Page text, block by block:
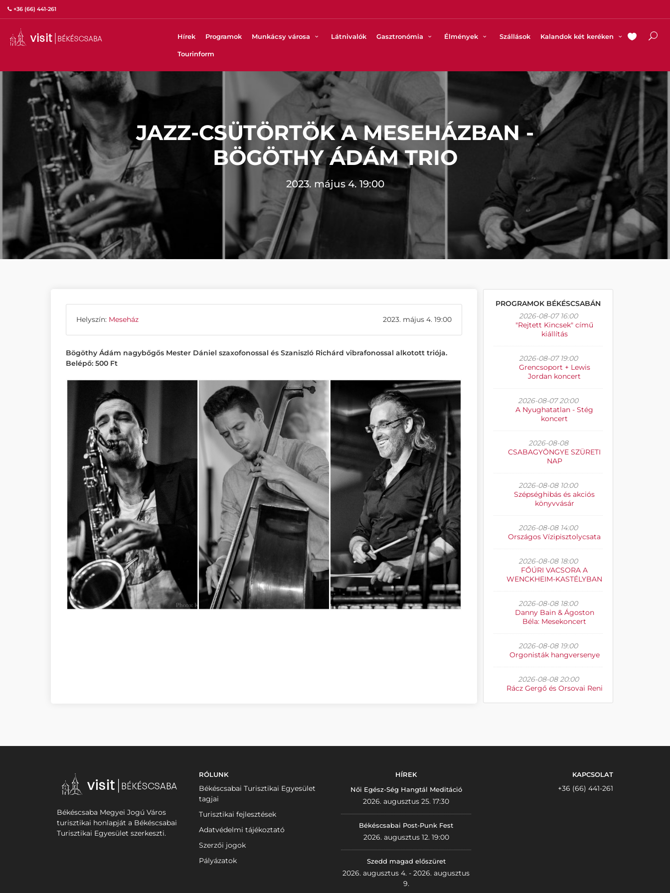
+36 (66) 441-261
Hírek Programok Munkácsy városa Látnivalók Gasztronómia Élmények Szállások Kalandok két keréken
Tourinform
JAZZ-CSÜTÖRTÖK A MESEHÁZBAN -
BÖGÖTHY ÁDÁM TRIO
2023. május 4. 19:00
Helyszín: Meseház 2023. május 4. 19:00
Bögöthy Ádám nagybőgős Mester Dániel szaxofonossal és Szaniszló Richárd vibrafonossal alkotott triója.
Belépő: 500 Ft
PROGRAMOK BÉKÉSCSABÁN
2026-08-07 16:00
"Rejtett Kincsek" című
kiállítás
2026-08-07 19:00
Grencsoport + Lewis
Jordan koncert
2026-08-07 20:00
A Nyughatatlan - Stég
koncert
2026-08-08
CSABAGYÖNGYE SZÜRETI
NAP
2026-08-08 10:00
Szépséghibás és akciós
könyvvásár
2026-08-08 14:00
Országos Vízipisztolycsata
2026-08-08 18:00
FŐÚRI VACSORA A
WENCKHEIM-KASTÉLYBAN
2026-08-08 18:00
Danny Bain & Ágoston
Béla: Mesekoncert
2026-08-08 19:00
Orgonisták hangversenye
2026-08-08 20:00
Rácz Gergő és Orsovai Reni
Békéscsaba Megyei Jogú Város
turisztikai honlapját a Békéscsabai
Turisztikai Egyesület szerkeszti.
RÓLUNK
Békéscsabai Turisztikai Egyesület
tagjai
Turisztikai fejlesztések
Adatvédelmi tájékoztató
Szerzői jogok
Pályázatok
HÍREK
Női Egész-Ség Hangtál Meditáció
2026. augusztus 25. 17:30
Békéscsabai Post-Punk Fest
2026. augusztus 12. 19:00
Szedd magad előszüret
2026. augusztus 4. - 2026. augusztus
9.
KAPCSOLAT
+36 (66) 441-261